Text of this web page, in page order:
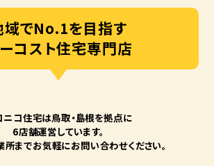
域でNo.1を目指す
コスト住宅専門店
ニコ住宅は⿃取・島根を拠点に
6店舗運営しています。
所までお気軽にお問い合わせください。